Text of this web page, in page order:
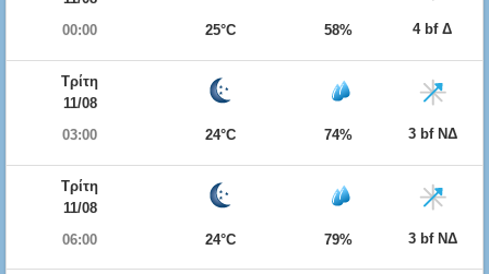
00:00
25°C 58% 4 bf Δ
Τρίτη
11/08
03:00
24°C 74% 3 bf ΝΔ
Τρίτη
11/08
06:00
24°C 79% 3 bf ΝΔ